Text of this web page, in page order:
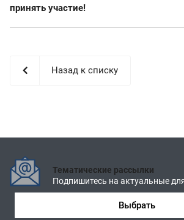
принять участие!
Назад к списку
Тематические рассылки
Подпишитесь на актуальные
Выбрать